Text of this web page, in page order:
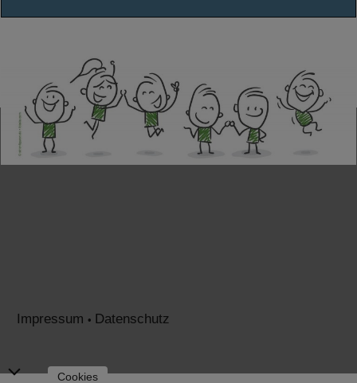
Impressum • Datenschutz
Nach Cookies